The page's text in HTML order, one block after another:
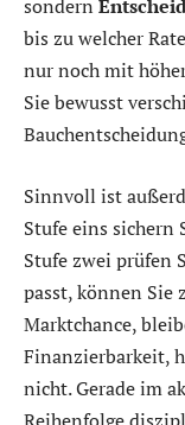
sondern
bis zu welcher
nur noch mit
Sie bewusst
Sinnvoll ist
Stufe eins sichern
Stufe zwei prüfen
passt, können Sie
Marktchance,
Finanzierbarkeit,
nicht. Gerade im